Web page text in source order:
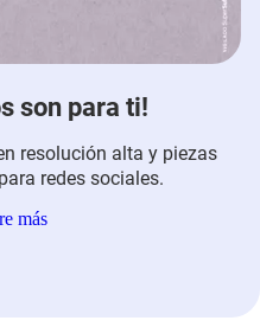
son para ti!
resolución alta y piezas
redes sociales.
más